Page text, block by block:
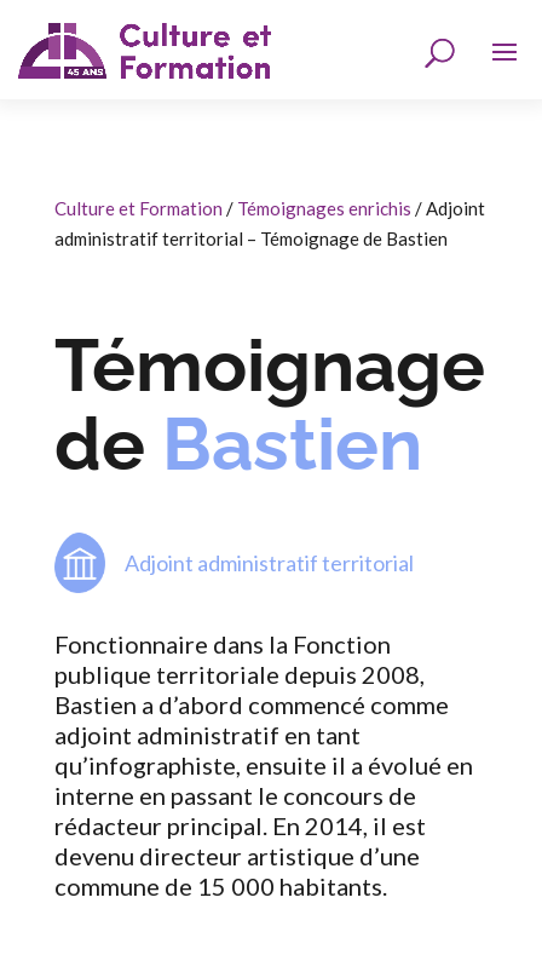
Culture et Formation / Témoignages enrichis /Adjoint
administratif territorial – Témoignage de Bastien
Témoignage
de Bastien
Adjoint administratif territorial
Fonctionnaire dans la Fonction
publique territoriale depuis 2008,
Bastien a d’abord commencé comme
adjoint administratif en tant
qu’infographiste, ensuite il a évolué en
interne en passant le concours de
rédacteur principal. En 2014, il est
devenu directeur artistique d’une
commune de 15 000 habitants.